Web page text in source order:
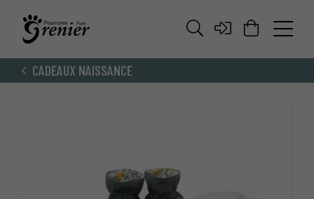
CADEAUX NAISSANCE